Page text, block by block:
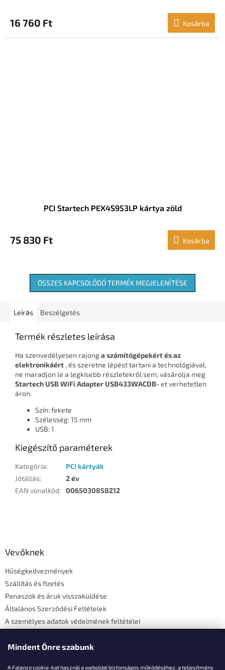
Mindent Önre szabunk
A Falanzo cookie-kat használ a weboldal biztonságos működéséhez, a teljesítmény
16 760 Ft Kosárba
PCI Startech PEX4S953LP kártya zöld
75 830 Ft Kosárba
ÖSSZES KAPCSOLÓDÓ TERMÉK MEGJELENÍTÉSE
Leírás Beszélgetés
Termék részletes leírása
Ha szenvedélyesen rajonga számítógépekért és az
elektronikáért , és szeretne lépést tartani a technológiával,
ne maradjon le a legkisebb részletekről sem, vásárolja meg
Startech USB WiFi Adapter USB433WACDB- et verhetetlen
áron.
Szín: fekete
Szélesség: 15 mm
USB: 1
Kiegészítő paraméterek
Kategória:
PCI kártyák
Jótállás:
2 év
EAN vonalkód: 0065030858212
Vevőknek
Hűségkedvezmények
Szállítás és fizetés
Panaszok és áruk visszaküldése
Általános Szerződési Feltételek
A személyes adatok védelmének feltételei
Elérhetőségi adatok